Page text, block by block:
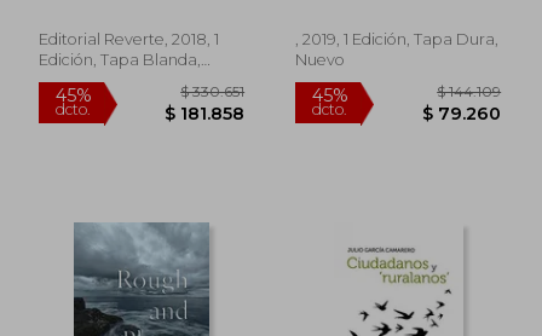
Editorial Reverte, 2018, 1
Edición, Tapa Blanda,
Nuevo
45%
dcto.
$ 330.651
$ 181.858
, 2019, 1 Edición, Tapa Dura,
Nuevo
45%
dcto.